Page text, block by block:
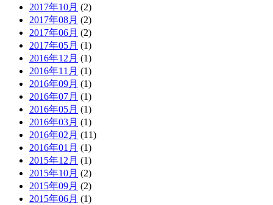
2017年10月 (2)
2017年08月 (2)
2017年06月 (2)
2017年05月 (1)
2016年12月 (1)
2016年11月 (1)
2016年09月 (1)
2016年07月 (1)
2016年05月 (1)
2016年03月 (1)
2016年02月 (11)
2016年01月 (1)
2015年12月 (1)
2015年10月 (2)
2015年09月 (2)
2015年06月 (1)